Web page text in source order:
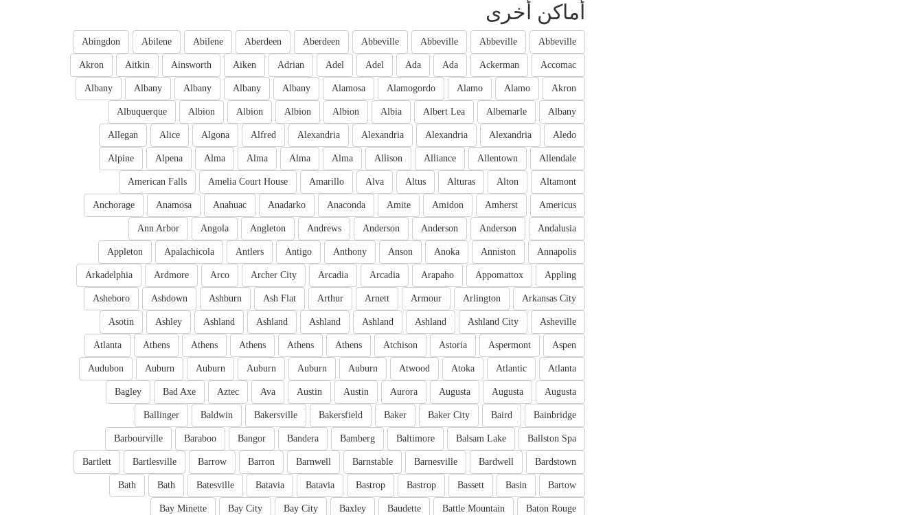
أماكن أخرى
Abbeville
Abbeville
Abbeville
Abbeville
Aberdeen
Aberdeen
Abilene
Abilene
Abingdon
Accomac
Ackerman
Ada
Ada
Adel
Adel
Adrian
Aiken
Ainsworth
Aitkin
Akron
Akron
Alamo
Alamo
Alamogordo
Alamosa
Albany
Albany
Albany
Albany
Albany
Albany
Albemarle
Albert Lea
Albia
Albion
Albion
Albion
Albion
Albuquerque
Aledo
Alexandria
Alexandria
Alexandria
Alexandria
Alfred
Algona
Alice
Allegan
Allendale
Allentown
Alliance
Allison
Alma
Alma
Alma
Alma
Alpena
Alpine
Altamont
Alton
Alturas
Altus
Alva
Amarillo
Amelia Court House
American Falls
Americus
Amherst
Amidon
Amite
Anaconda
Anadarko
Anahuac
Anamosa
Anchorage
Andalusia
Anderson
Anderson
Anderson
Andrews
Angleton
Angola
Ann Arbor
Annapolis
Anniston
Anoka
Anson
Anthony
Antigo
Antlers
Apalachicola
Appleton
Appling
Appomattox
Arapaho
Arcadia
Arcadia
Archer City
Arco
Ardmore
Arkadelphia
Arkansas City
Arlington
Armour
Arnett
Arthur
Ash Flat
Ashburn
Ashdown
Asheboro
Asheville
Ashland City
Ashland
Ashland
Ashland
Ashland
Ashland
Ashley
Asotin
Aspen
Aspermont
Astoria
Atchison
Athens
Athens
Athens
Athens
Athens
Atlanta
Atlanta
Atlantic
Atoka
Atwood
Auburn
Auburn
Auburn
Auburn
Auburn
Audubon
Augusta
Augusta
Augusta
Aurora
Austin
Austin
Ava
Aztec
Bad Axe
Bagley
Bainbridge
Baird
Baker City
Baker
Bakersfield
Bakersville
Baldwin
Ballinger
Ballston Spa
Balsam Lake
Baltimore
Bamberg
Bandera
Bangor
Baraboo
Barbourville
Bardstown
Bardwell
Barnesville
Barnstable
Barnwell
Barron
Barrow
Bartlesville
Bartlett
Bartow
Basin
Bassett
Bastrop
Bastrop
Batavia
Batavia
Batesville
Bath
Bath
Baton Rouge
Battle Mountain
Baudette
Baxley
Bay City
Bay City
Bay Minette